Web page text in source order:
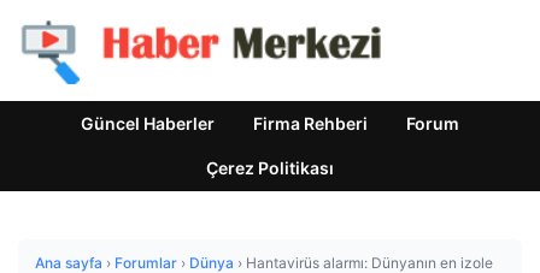
Güncel Haberler Firma Rehberi Forum
Çerez Politikası
Ana sayfa › Forumlar › Dünya › Hantavirüs alarmı: Dünyanın en izole